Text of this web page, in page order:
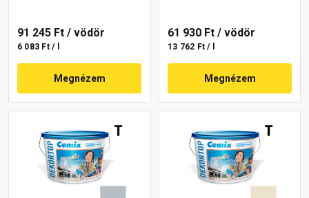
91 245 Ft / vödör
6 083 Ft / l
Megnézem
61 930 Ft / vödör
13 762 Ft / l
Megnézem